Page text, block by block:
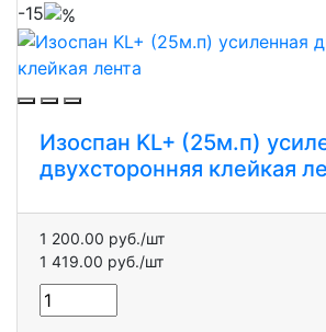
-15
Изоспан KL+ (25м.п)
двухсторонняя клейкая
1 200.00 руб./шт
1 419.00 руб./шт